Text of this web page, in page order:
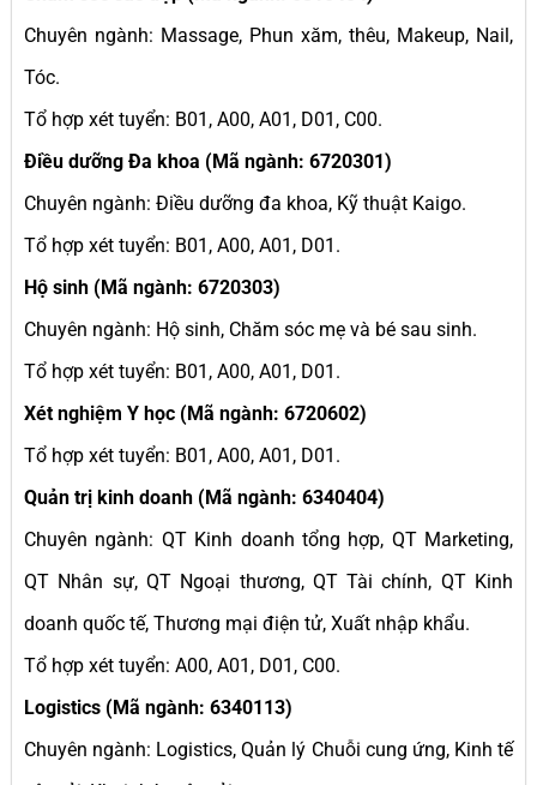
Chuyên ngành: Massage, Phun xăm, thêu, Makeup, Nail,
Tóc.
Tổ hợp xét tuyển: B01, A00, A01, D01, C00.
Điều dưỡng Đa khoa (Mã ngành: 6720301)
Chuyên ngành: Điều dưỡng đa khoa, Kỹ thuật Kaigo.
Tổ hợp xét tuyển: B01, A00, A01, D01.
Hộ sinh (Mã ngành: 6720303)
Chuyên ngành: Hộ sinh, Chăm sóc mẹ và bé sau sinh.
Tổ hợp xét tuyển: B01, A00, A01, D01.
Xét nghiệm Y học (Mã ngành: 6720602)
Tổ hợp xét tuyển: B01, A00, A01, D01.
Quản trị kinh doanh (Mã ngành: 6340404)
Chuyên ngành: QT Kinh doanh tổng hợp, QT Marketing,
QT Nhân sự, QT Ngoại thương, QT Tài chính, QT Kinh
doanh quốc tế, Thương mại điện tử, Xuất nhập khẩu.
Tổ hợp xét tuyển: A00, A01, D01, C00.
Logistics (Mã ngành: 6340113)
Chuyên ngành: Logistics, Quản lý Chuỗi cung ứng, Kinh tế